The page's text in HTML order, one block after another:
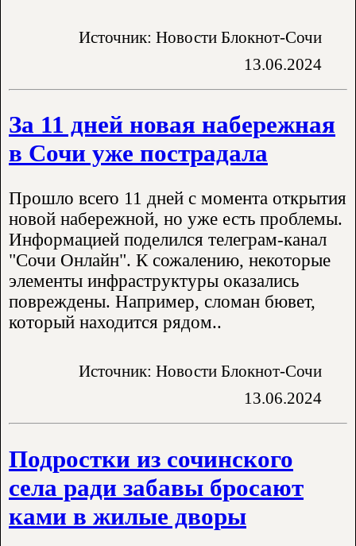
Источник: Новости Блокнот-Сочи
13.06.2024
За 11 дней новая набережная
в Сочи уже пострадала
Прошло всего 11 дней с момента открытия
новой набережной, но уже есть проблемы.
Информацией поделился телеграм-канал
"Сочи Онлайн". К сожалению, некоторые
элементы инфраструктуры оказались
повреждены. Например, сломан бювет,
который находится рядом..
Источник: Новости Блокнот-Сочи
13.06.2024
Подростки из сочинского
села ради забавы бросают
ками в жилые дворы